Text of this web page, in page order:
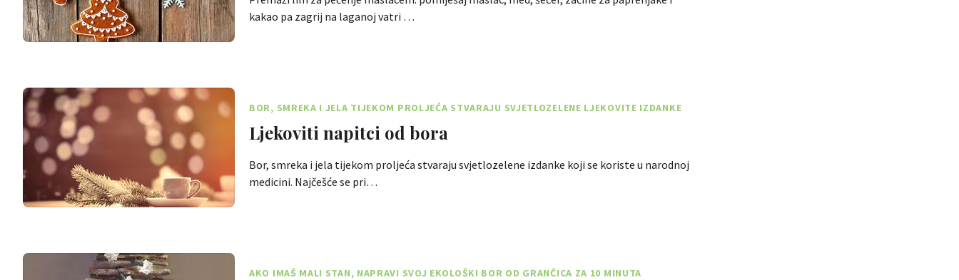
kakao pa zagrij na laganoj vatri …
BOR, SMREKA I JELA TIJEKOM PROLJEĆA STVARAJU SVJETLOZELENE LJEKOVITE IZDANKE
Ljekoviti napitci od bora
Bor, smreka i jela tijekom proljeća stvaraju svjetlozelene izdanke koji se koriste u narodnoj
medicini. Najčešće se pri…
AKO IMAŠ MALI STAN, NAPRAVI SVOJ EKOLOŠKI BOR OD GRANČICA ZA 10 MINUTA